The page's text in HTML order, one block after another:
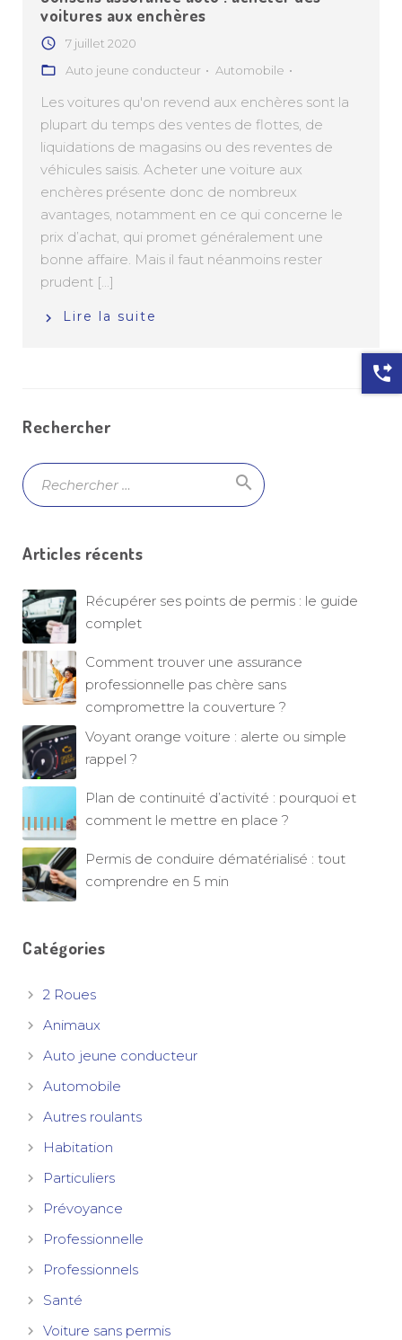
voitures aux enchères
7 juillet 2020
Auto jeune conducteur
Automobile
Les voitures qu'on revend aux enchères sont la
plupart du temps des ventes de flottes, de
liquidations de magasins ou des reventes de
véhicules saisis. Acheter une voiture aux
enchères présente donc de nombreux
avantages, notamment en ce qui concerne le
prix d’achat, qui promet généralement une
bonne affaire. Mais il faut néanmoins rester
prudent [...]
Lire la suite
Rechercher
search
Ok
Articles récents
Récupérer ses points de permis : le guide
complet
Comment trouver une assurance
professionnelle pas chère sans
compromettre la couverture ?
Voyant orange voiture : alerte ou simple
rappel ?
Plan de continuité d’activité : pourquoi et
comment le mettre en place ?
Permis de conduire dématérialisé : tout
comprendre en 5 min
Catégories
2 Roues
Animaux
Auto jeune conducteur
Automobile
Autres roulants
Habitation
Particuliers
Prévoyance
Professionnelle
Professionnels
Santé
Voiture sans permis
phone_forwarded